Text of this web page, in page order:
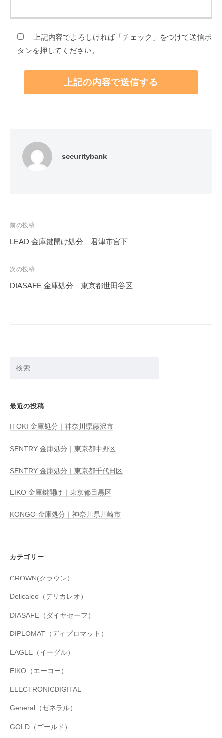
上記内容でよろしければ「チェック」をつけて送信ボ
タンを押してください。
securitybank
投
稿
ビ
ゲ
前の投稿
LEAD 金庫鍵開け処分｜君津市宮下
次の投稿
DIASAFE 金庫処分｜東京都世田谷区
最近の投稿
ITOKI 金庫処分｜神奈川県藤沢市
SENTRY 金庫処分｜東京都中野区
SENTRY 金庫処分｜東京都千代田区
EIKO 金庫鍵開け｜東京都目黒区
KONGO 金庫処分｜神奈川県川崎市
カテゴリー
CROWN(クラウン）
Delicaleo（デリカレオ）
DIASAFE（ダイヤセーフ）
DIPLOMAT（ディプロマット）
EAGLE（イーグル）
EIKO（エーコー）
ELECTRONICDIGITAL
General（ゼネラル）
GOLD（ゴールド）